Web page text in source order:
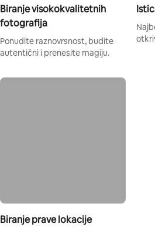
Biranje visokokvalitetnih
fotografija
Ponudite raznovrsnost, budite
autentični i prenesite magiju.
Biranje prave lokacije